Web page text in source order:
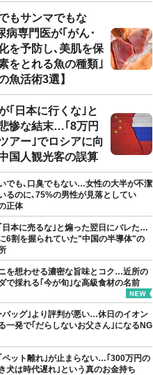
もサンマでもな
病専門医が｢がん･
を予防し､美肌を保
をとれる魚の種類｣
魚活術3選】
｢日本に行くな｣と
惨な結末…｢8万円
アー｣でロシアに向
国人観光客の誤算
でも､口臭でもない…女性の大半が不潔
るのに､75%の男性が見落としてい
正体
日本に売るな｣と煽った翌日にバレた…
6割を握られていた"中国の半導体"の
を想わせる濃密な旨味とコク…近所の
で採れる｢今が旬｣な高級食材の名前
バッグ｣より評判が悪い…休日のイオン
一発で｢だらしないお父さん｣になるNG
ペット離れ｣が止まらない…｢300万円の
犬は時代遅れ｣という真のお金持ち